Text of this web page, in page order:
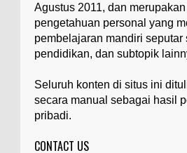
pula aparatus Golgi,
diktiosom) adalah
denga...
Apakah UFO Benar-
Ilustrasi/istimewa
UFO benar-benar tidak
benar...
Agustus 2011, dan
pengetahuan personal yang
pembelajaran mandiri seputar
pendidikan, dan subtopik
Seluruh konten di situs ini
secara manual sebagai hasil
pribadi.
CONTACT US